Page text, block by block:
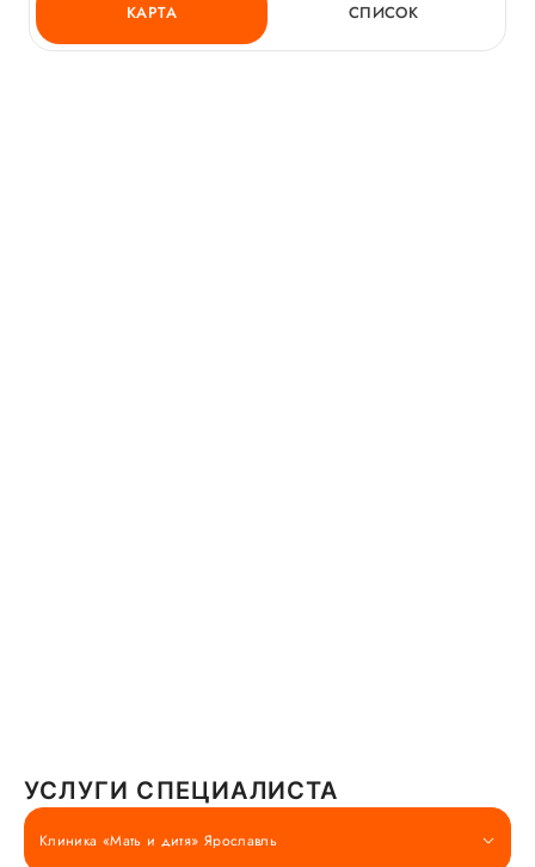
КАРТА СПИСОК
УСЛУГИ СПЕЦИАЛИСТА
Клиника «Мать и дитя» Ярославль